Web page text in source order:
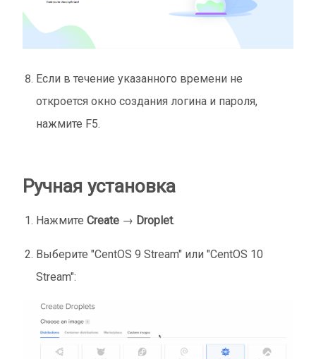
Если в течение указанного времени не
откроется окно создания логина и пароля,
нажмите F5.
Ручная установка
НажмитеCreate → Droplet.
Выберите "CentOS 9 Stream" или "CentOS 10
Stream":